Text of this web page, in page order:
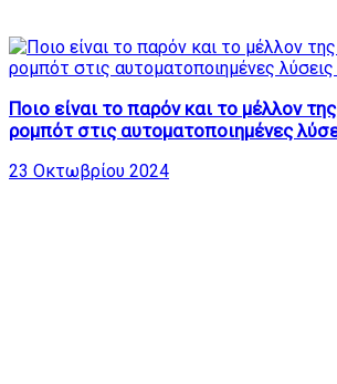
Ποιο είναι το παρόν και το μέλλον
ρομπότ στις αυτοματοποιημένες
23 Οκτωβρίου 2024